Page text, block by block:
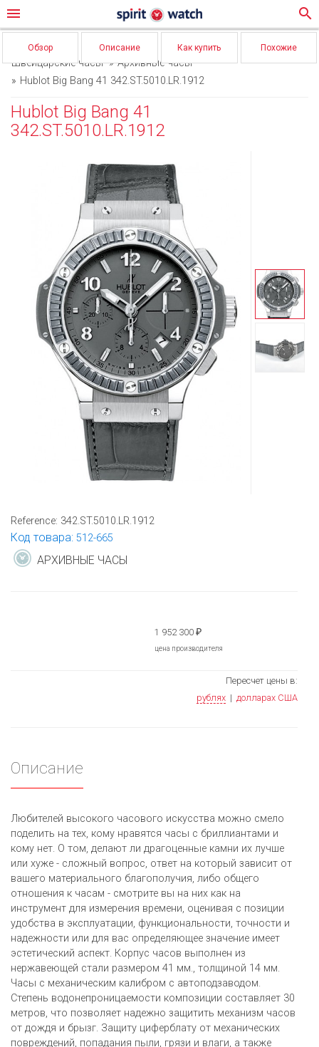
menu search
Обзор Описание Как купить Похожие
Швейцарские часы
Архивные часы
Hublot Big Bang 41 342.ST.5010.LR.1912
Hublot Big Bang 41
342.ST.5010.LR.1912
Reference: 342.ST.5010.LR.1912
Код товара: 512-665
АРХИВНЫЕ ЧАСЫ
1 952 300 ₽
цена производителя
Пересчет цены в:
рублях | долларах США
Описание
Любителей высокого часового искусства можно смело
поделить на тех, кому нравятся часы с бриллиантами и
кому нет. О том, делают ли драгоценные камни их лучше
или хуже - сложный вопрос, ответ на который зависит от
вашего материального благополучия, либо общего
отношения к часам - смотрите вы на них как на
инструмент для измерения времени, оценивая с позиции
удобства в эксплуатации, функциональности, точности и
надежности или для вас определяющее значение имеет
эстетический аспект. Корпус часов выполнен из
нержавеющей стали размером 41 мм., толщиной 14 мм.
Часы с механическим калибром с автоподзаводом.
Степень водонепроницаемости композиции составляет 30
метров, что позволяет надежно защитить механизм часов
от дождя и брызг. Защиту циферблату от механических
повреждений, попадания пыли, грязи и влаги, а также